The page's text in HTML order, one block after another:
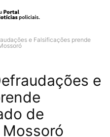
e Falsificações prende
e
de